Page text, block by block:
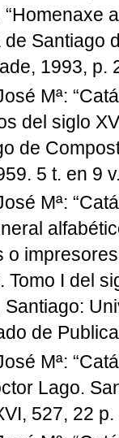
Santiago
1993, p.
Mª:
del siglo
de
5 t. en 9
Mª:
o
I del
de
Mª:
Lago.
527, 22